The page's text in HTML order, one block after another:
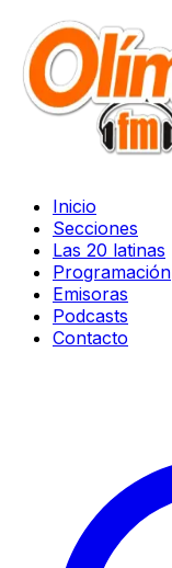
Inicio
Secciones
Las 20 latinas
Programación
Emisoras
Podcasts
Contacto